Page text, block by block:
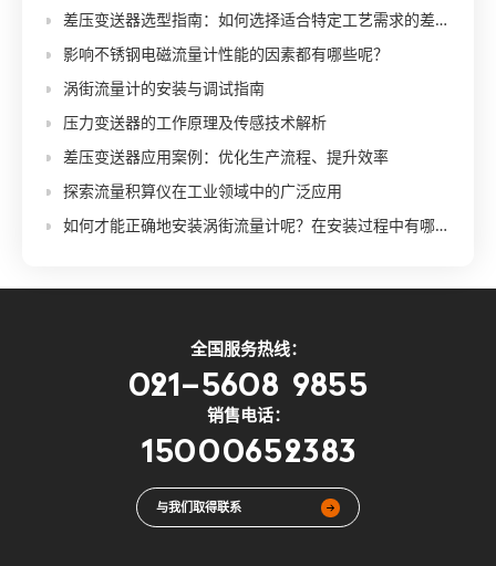
差压变送器选型指南：如何选择适合特定工艺需求的差压变送器？
影响不锈钢电磁流量计性能的因素都有哪些呢？
涡街流量计的安装与调试指南
压力变送器的工作原理及传感技术解析
差压变送器应用案例：优化生产流程、提升效率
探索流量积算仪在工业领域中的广泛应用
如何才能正确地安装涡街流量计呢？在安装过程中有哪些关键步骤和注意事项？
全国服务热线：
021-5608 9855
销售电话：
15000652383
与我们取得联系